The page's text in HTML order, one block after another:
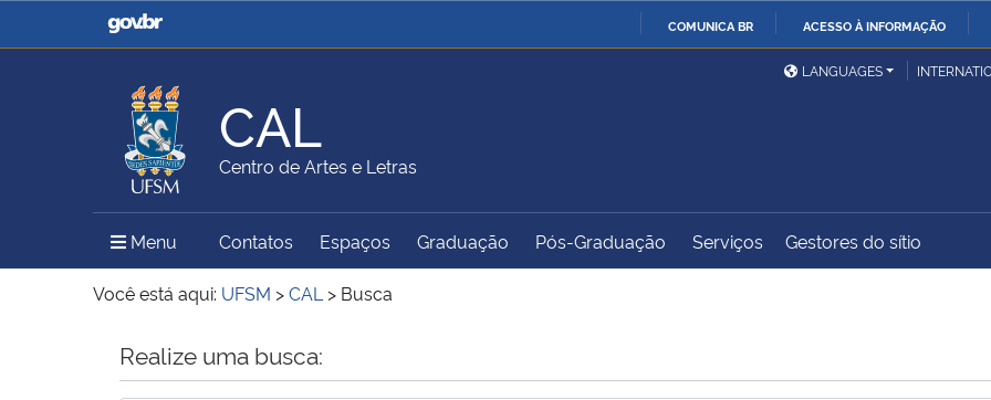
COMUNICA BR ACESSO À INFORMAÇÃO
Casa Civil
Ministério da Justiça e
Ministério da Defesa
Ministério das Relações
Exteriores
Ministério da Agricultura,
Pecuária e Abastecimento
Ministério do Meio Ambiente Ministério do Turismo
Ministério do
Controladoria-Geral da
LANGUAGES
CAL
Centro de Artes e Letras
Menu Menu Principal do Sítio
Contatos Espaços Graduação Pós-Graduação Serviços Gestores do sítio
Você está aqui: UFSM >CAL > Busca
Início do conteúdo
Realize uma busca: